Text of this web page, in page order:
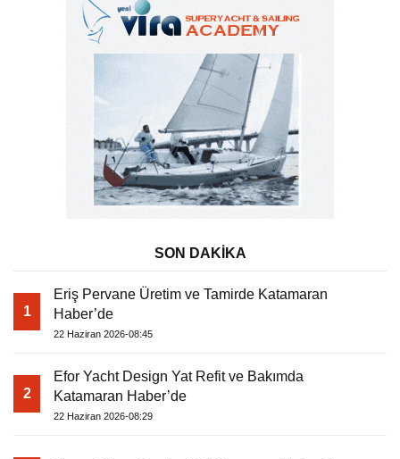
SON DAKİKA
1
Eriş Pervane Üretim ve Tamirde Katamaran
Haber’de
22 Haziran 2026-08:45
2
Efor Yacht Design Yat Refit ve Bakımda
Katamaran Haber’de
22 Haziran 2026-08:29